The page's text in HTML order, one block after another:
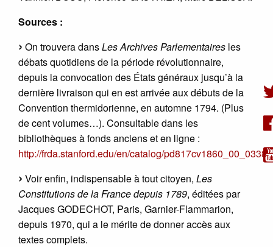
Sources :
On trouvera dansLes Archives Parlementaires les
débats quotidiens de la période révolutionnaire,
depuis la convocation des États généraux jusqu’à la
dernière livraison qui en est arrivée aux débuts de la
Convention thermidorienne, en automne 1794. (Plus
de cent volumes…). Consultable dans les
bibliothèques à fonds anciens et en ligne :
http://frda.stanford.edu/en/catalog/pd817cv1860_00_0338
Voir enfin, indispensable à tout citoyen, Les
Constitutions de la France depuis 1789, éditées par
Jacques GODECHOT, Paris, Garnier-Flammarion,
depuis 1970, qui a le mérite de donner accès aux
textes complets.